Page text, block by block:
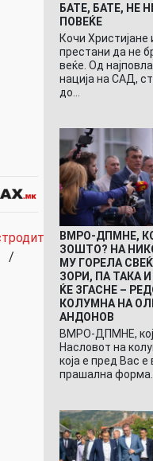
родители
/
БАТЕ, БАТЕ, НЕ
ПОВЕЌЕ
Кочи Христијане
престани да не
веќе. Од
нација на САД,
до…
ВМРО-ДПМНЕ,
ЗОШТО? НА
МУ ГОРЕЛА
ЗОРИ, ПА ТАКА
ЌЕ ЗГАСНЕ –
КОЛУМНА НА
АНДОНОВ
ВМРО-ДПМНЕ,
Насловот на
која е пред Вас е
прашална форма…